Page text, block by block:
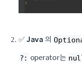
✅Java 의
?: operator는